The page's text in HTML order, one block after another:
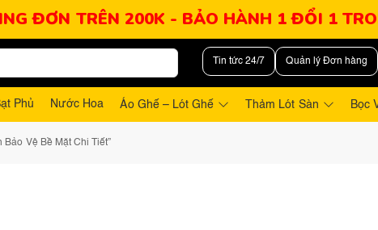
ĐƠN TRÊN 200K - BẢO HÀNH 1 ĐỔI 1
Tin tức 24/7 Quản lý Đơn hàng
Phủ Nước Hoa Áo Ghế – Lót Ghế Thảm Lót Sàn Bọc
Vệ Bề Mặt Chi Tiết”